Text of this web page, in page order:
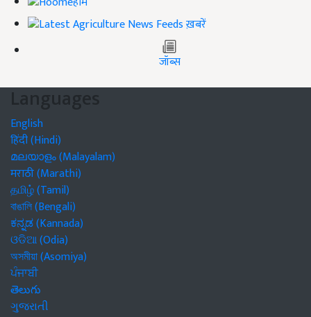
ख़बरें
जॉब्स
Languages
English
हिंदी (Hindi)
മലയാളം (Malayalam)
मराठी (Marathi)
தமிழ் (Tamil)
বাঙালি (Bengali)
ಕನ್ನಡ (Kannada)
ଓଡିଆ (Odia)
অসমীয়া (Asomiya)
ਪੰਜਾਬੀ
తెలుగు
ગુજરાતી